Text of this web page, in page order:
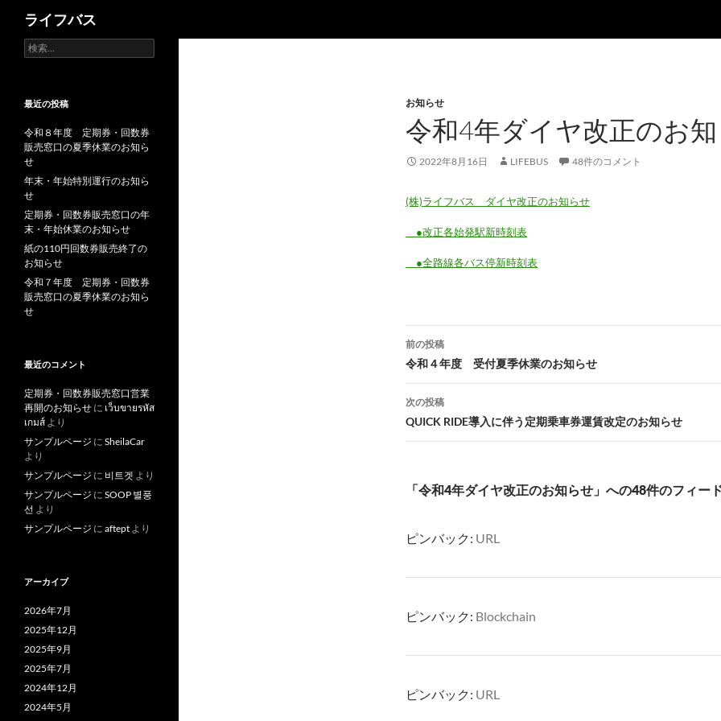
ライフバス
お知らせ
令和4年ダイヤ改正のお
2022年8月16日 LIFEBUS 48件のコメント
(株)ライフバス ダイヤ改正のお知らせ
●改正各始発駅新時刻表
●全路線各バス停新時刻表
投
稿
ナ
ビ
ゲ
ー
ョ
前の投稿
令和４年度 受付夏季休業のお知らせ
次の投稿
QUICK RIDE導入に伴う定期乗車券運賃改定のお知らせ
「令和4年ダイヤ改正のお知らせ」への48件のフィー
ピンバック: URL
ピンバック: Blockchain
ピンバック: URL
検
索:
最近の投稿
令和８年度 定期券・回数券
販売窓口の夏季休業のお知ら
せ
年末・年始特別運行のお知ら
せ
定期券・回数券販売窓口の年
末・年始休業のお知らせ
紙の110円回数券販売終了の
お知らせ
令和７年度 定期券・回数券
販売窓口の夏季休業のお知ら
せ
最近のコメント
定期券・回数券販売窓口営業
再開のお知らせ に เว็บขายรหัส
เกมส์ より
サンプルページ に SheilaCar
より
サンプルページ に 비트겟 より
サンプルページ に SOOP 별풍
선 より
サンプルページ に aftept より
アーカイブ
2026年7月
2025年12月
2025年9月
2025年7月
2024年12月
2024年5月